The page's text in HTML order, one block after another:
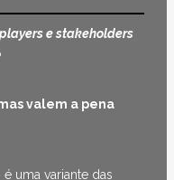
players e stakeholders
valem a pena
uma variante das